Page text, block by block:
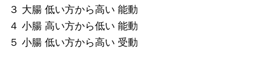
３ 大腸 低い方から高い 能動
４ 小腸 高い方から低い 能動
５ 小腸 低い方から高い 受動